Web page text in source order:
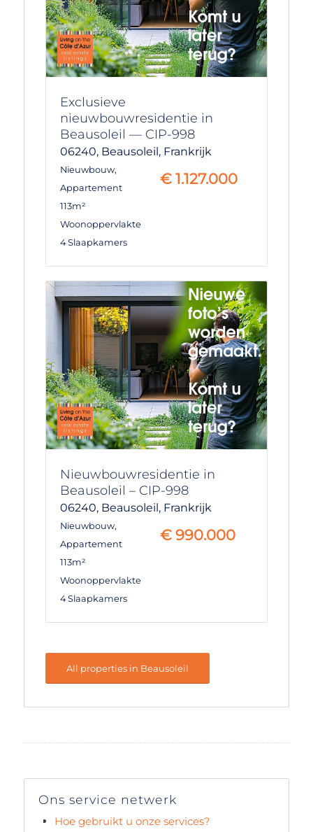
Exclusieve
nieuwbouwresidentie in
Beausoleil — CIP-998
06240, Beausoleil, Frankrijk
Nieuwbouw,
Appartement
113m²
Woonoppervlakte
4 Slaapkamers
€ 1.127.000
Nieuwbouwresidentie in
Beausoleil – CIP-998
06240, Beausoleil, Frankrijk
Nieuwbouw,
Appartement
113m²
Woonoppervlakte
4 Slaapkamers
€ 990.000
All properties in Beausoleil
Ons service netwerk
Hoe gebruikt u onze services?